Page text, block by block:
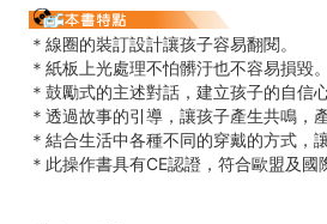
＊線圈的裝訂設計讓孩子容易翻閱。
＊紙板上光處理不怕髒汙也不容易損毀
＊鼓勵式的主述對話，建立孩子的自信
＊透過故事的引導，讓孩子產生共鳴，
＊結合生活中各種不同的穿戴的方式，
＊此操作書具有CE認證，符合歐盟及